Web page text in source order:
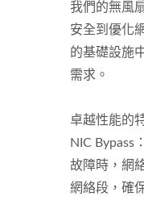
我們的無風
安全到優化
的基礎設施
需求。
卓越性能的
NIC Bypass
故障時，網
網絡段，確